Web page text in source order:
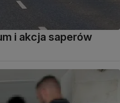
i akcja saperów